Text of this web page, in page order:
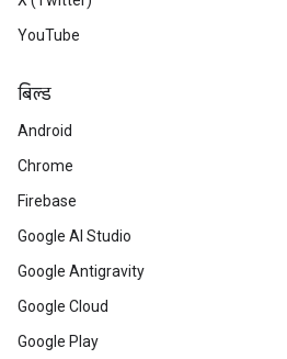
YouTube
बिल्ड
Android
Chrome
Firebase
Google AI Studio
Google Antigravity
Google Cloud
Google Play